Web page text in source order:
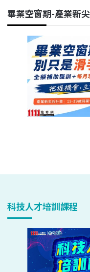
科技人才培訓課程